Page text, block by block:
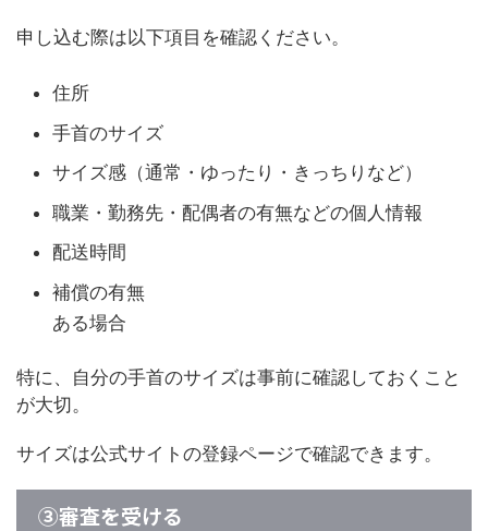
申し込む際は以下項目を確認ください。
住所
手首のサイズ
サイズ感（通常・ゆったり・きっちりなど）
職業・勤務先・配偶者の有無などの個人情報
配送時間
補償の有無
ある場合
特に、自分の手首のサイズは事前に確認しておくこと
が大切。
サイズは公式サイトの登録ページで確認できます。
③審査を受ける